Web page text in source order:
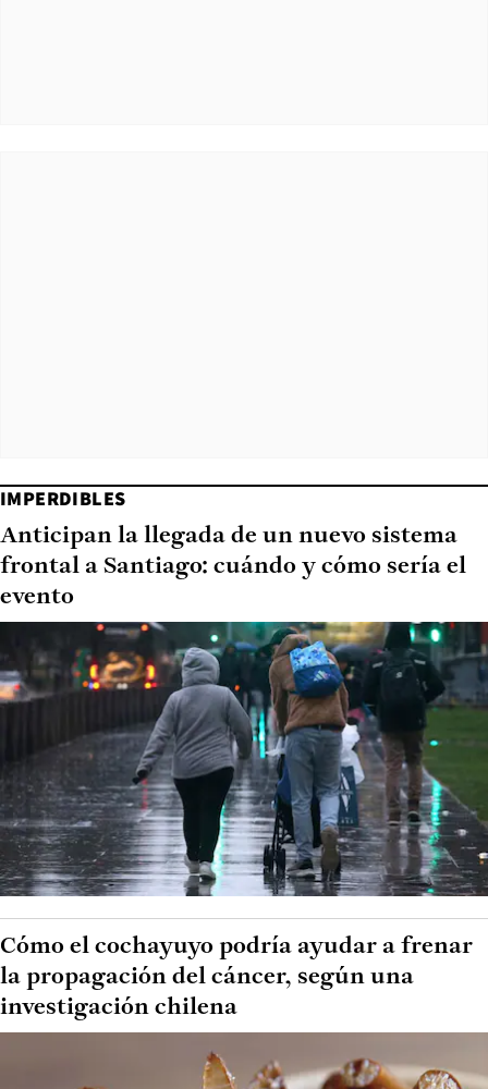
IMPERDIBLES
Anticipan la llegada de un nuevo sistema
frontal a Santiago: cuándo y cómo sería el
evento
Cómo el cochayuyo podría ayudar a frenar
la propagación del cáncer, según una
investigación chilena